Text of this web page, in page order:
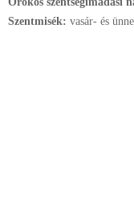
Szentmisék: vasár- és